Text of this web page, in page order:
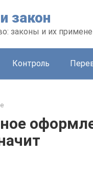
закон
законы и их
Контроль